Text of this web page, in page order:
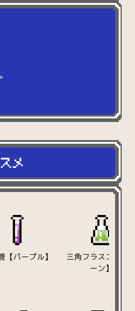
。
【パープル】
三角フラスコ【グ
ーン】